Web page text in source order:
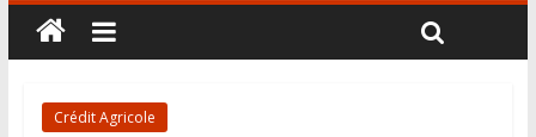
Crédit Agricole